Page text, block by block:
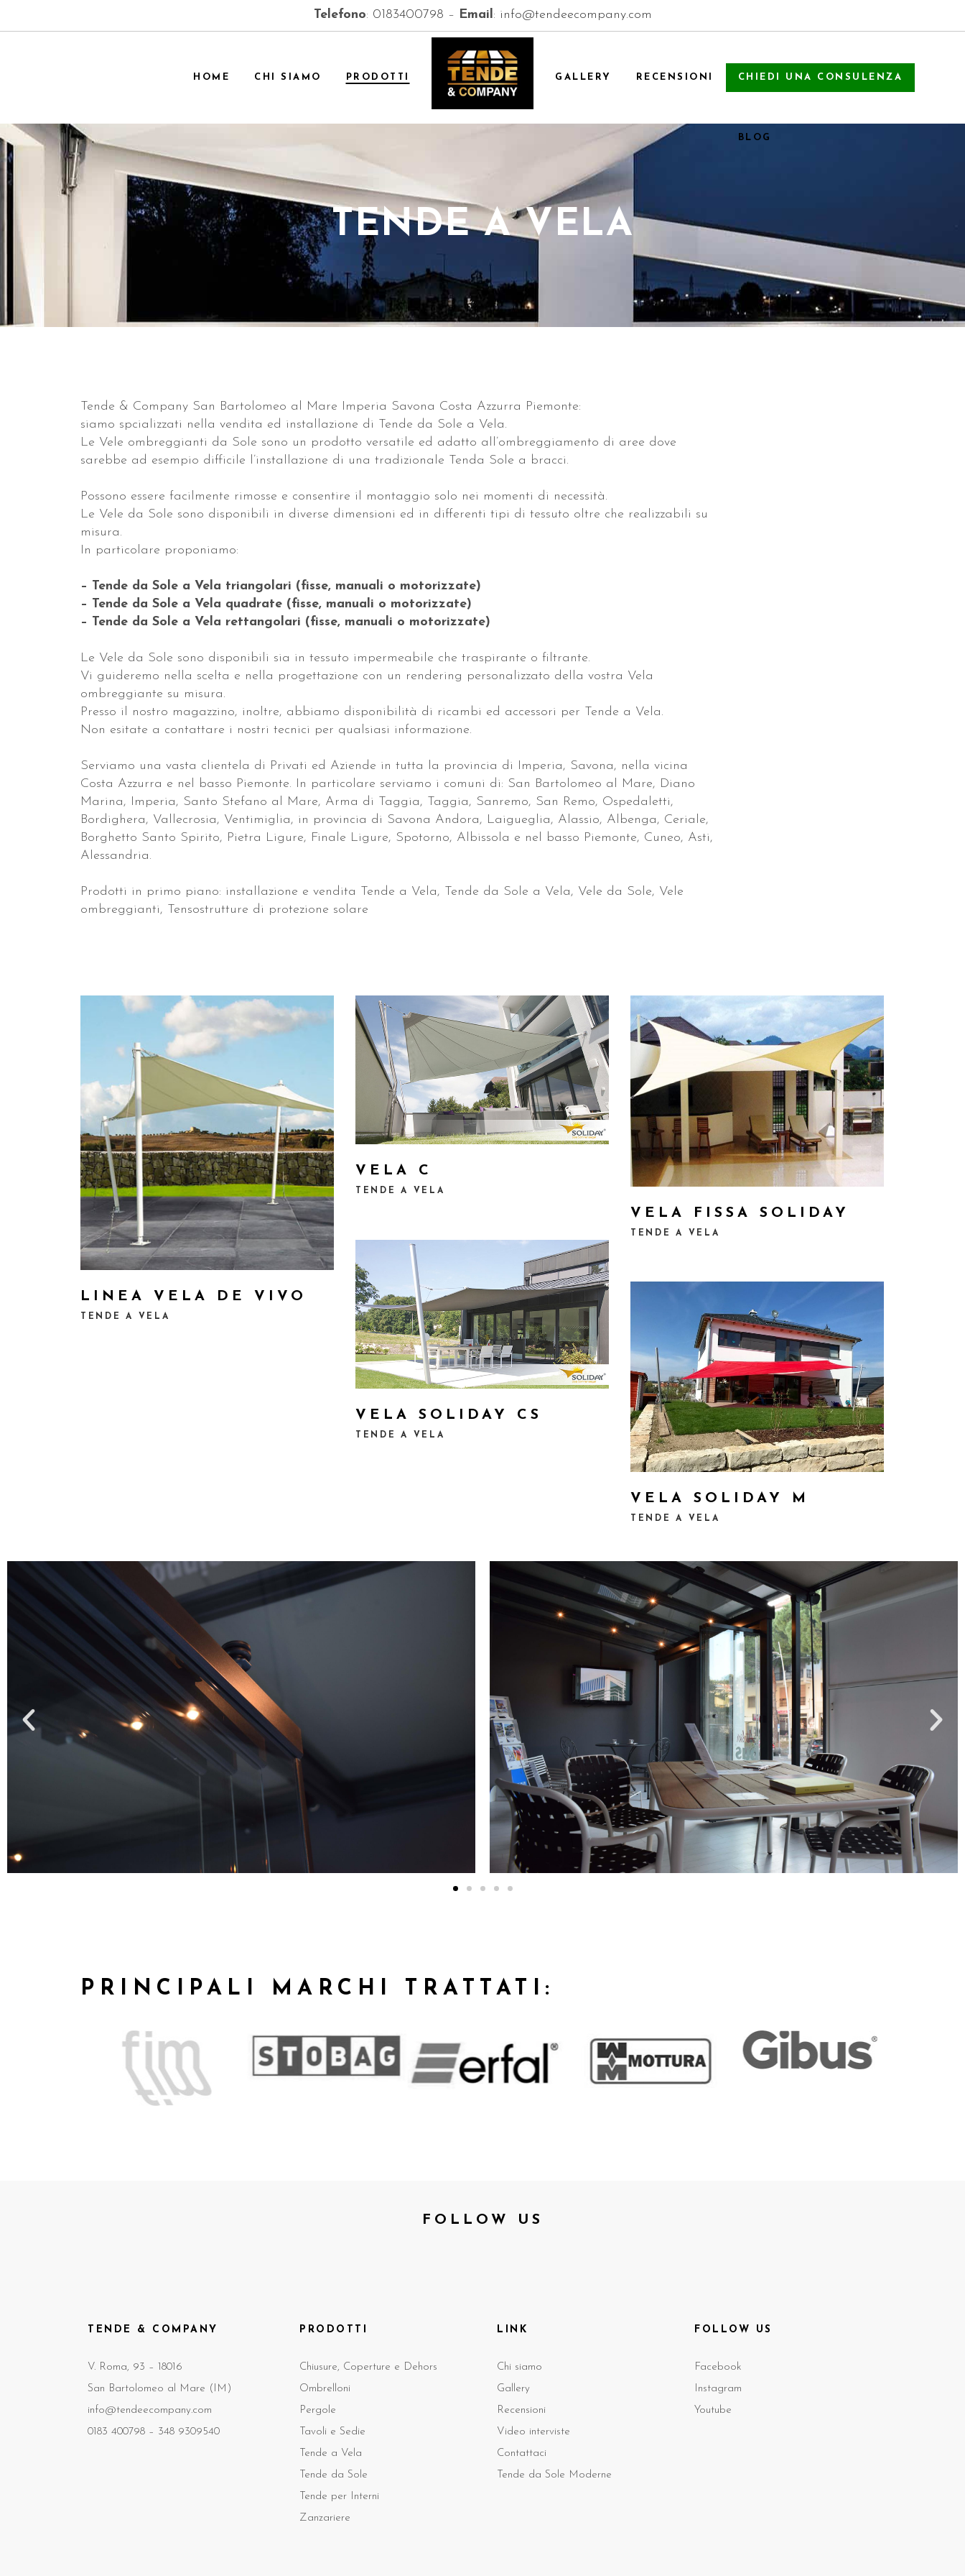
Telefono: 0183400798 – Email: info@tendeecompany.com
HOME CHI SIAMO PRODOTTI GALLERY RECENSIONI CHIEDI UNA CONSULENZA
BLOG
TENDE A VELA
Tende & Company San Bartolomeo al Mare Imperia Savona Costa Azzurra Piemonte:
siamo spcializzati nella vendita ed installazione di Tende da Sole a Vela.
Le Vele ombreggianti da Sole sono un prodotto versatile ed adatto all’ombreggiamento di aree dove
sarebbe ad esempio difficile l’installazione di una tradizionale Tenda Sole a bracci.
Possono essere facilmente rimosse e consentire il montaggio solo nei momenti di necessità.
Le Vele da Sole sono disponibili in diverse dimensioni ed in differenti tipi di tessuto oltre che realizzabili su
misura.
In particolare proponiamo:
– Tende da Sole a Vela triangolari (fisse, manuali o motorizzate)
– Tende da Sole a Vela quadrate (fisse, manuali o motorizzate)
– Tende da Sole a Vela rettangolari (fisse, manuali o motorizzate)
Le Vele da Sole sono disponibili sia in tessuto impermeabile che traspirante o filtrante.
Vi guideremo nella scelta e nella progettazione con un rendering personalizzato della vostra Vela
ombreggiante su misura.
Presso il nostro magazzino, inoltre, abbiamo disponibilità di ricambi ed accessori per Tende a Vela.
Non esitate a contattare i nostri tecnici per qualsiasi informazione.
Serviamo una vasta clientela di Privati ed Aziende in tutta la provincia di Imperia, Savona, nella vicina
Costa Azzurra e nel basso Piemonte. In particolare serviamo i comuni di: San Bartolomeo al Mare, Diano
Marina, Imperia, Santo Stefano al Mare, Arma di Taggia, Taggia, Sanremo, San Remo, Ospedaletti,
Bordighera, Vallecrosia, Ventimiglia, in provincia di Savona Andora, Laigueglia, Alassio, Albenga, Ceriale,
Borghetto Santo Spirito, Pietra Ligure, Finale Ligure, Spotorno, Albissola e nel basso Piemonte, Cuneo, Asti,
Alessandria.
Prodotti in primo piano: installazione e vendita Tende a Vela, Tende da Sole a Vela, Vele da Sole, Vele
ombreggianti, Tensostrutture di protezione solare
LINEA VELA DE VIVO
TENDE A VELA
VELA C
TENDE A VELA
VELA FISSA SOLIDAY
TENDE A VELA
VELA SOLIDAY CS
TENDE A VELA
VELA SOLIDAY M
TENDE A VELA
PRINCIPALI MARCHI TRATTATI:
FOLLOW US
TENDE & COMPANY
V. Roma, 93 – 18016
San Bartolomeo al Mare (IM)
info@tendeecompany.com
0183 400798 – 348 9309540
PRODOTTI
Chiusure, Coperture e Dehors
Ombrelloni
Pergole
Tavoli e Sedie
Tende a Vela
Tende da Sole
Tende per Interni
Zanzariere
LINK
Chi siamo
Gallery
Recensioni
Video interviste
Contattaci
Tende da Sole Moderne
FOLLOW US
Facebook
Instagram
Youtube